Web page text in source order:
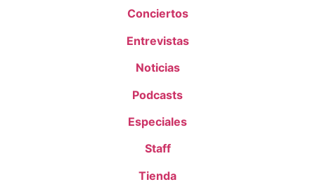
Conciertos
Entrevistas
Noticias
Podcasts
Especiales
Staff
Tienda